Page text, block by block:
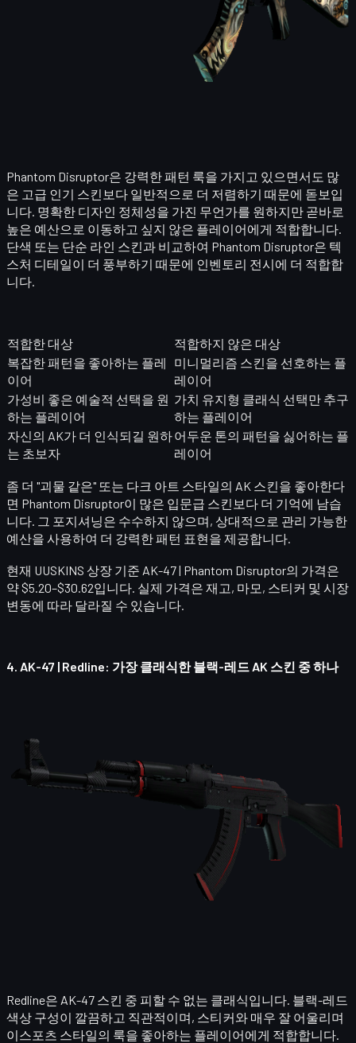
Phantom Disruptor은 강력한 패턴 룩을 가지고 있으면서도 많
은 고급 인기 스킨보다 일반적으로 더 저렴하기 때문에 돋보입
니다. 명확한 디자인 정체성을 가진 무언가를 원하지만 곧바로
높은 예산으로 이동하고 싶지 않은 플레이어에게 적합합니다.
단색 또는 단순 라인 스킨과 비교하여 Phantom Disruptor은 텍
스처 디테일이 더 풍부하기 때문에 인벤토리 전시에 더 적합합
니다.
적합한 대상
적합하지 않은 대상
복잡한 패턴을 좋아하는 플레
이어
미니멀리즘 스킨을 선호하는 플
레이어
가성비 좋은 예술적 선택을 원
하는 플레이어
가치 유지형 클래식 선택만 추구
하는 플레이어
자신의 AK가 더 인식되길 원하
는 초보자
어두운 톤의 패턴을 싫어하는 플
레이어
좀 더 "괴물 같은" 또는 다크 아트 스타일의 AK 스킨을 좋아한다
면 Phantom Disruptor이 많은 입문급 스킨보다 더 기억에 남습
니다. 그 포지셔닝은 수수하지 않으며, 상대적으로 관리 가능한
예산을 사용하여 더 강력한 패턴 표현을 제공합니다.
현재 UUSKINS 상장 기준 AK-47 | Phantom Disruptor의 가격은
약 $5.20–$30.62입니다. 실제 가격은 재고, 마모, 스티커 및 시장
변동에 따라 달라질 수 있습니다.
4. AK-47 | Redline: 가장 클래식한 블랙-레드 AK 스킨 중 하나
Redline은 AK-47 스킨 중 피할 수 없는 클래식입니다. 블랙-레드
색상 구성이 깔끔하고 직관적이며, 스티커와 매우 잘 어울리며
이스포츠 스타일의 룩을 좋아하는 플레이어에게 적합합니다.